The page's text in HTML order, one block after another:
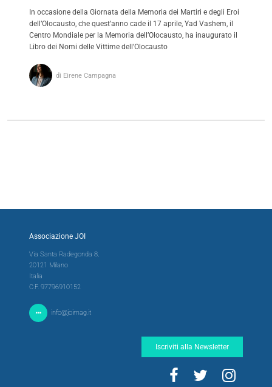
In occasione della Giornata della Memoria dei Martiri e degli Eroi
dell’Olocausto, che quest’anno cade il 17 aprile, Yad Vashem, il
Centro Mondiale per la Memoria dell’Olocausto, ha inaugurato il
Libro dei Nomi delle Vittime dell’Olocausto
di Eirene Campagna
Associazione JOI
Via Santa Radegonda 8,
20121 Milano
Italia
C.F. 97796910152
info@joimag.it
Iscriviti alla Newsletter